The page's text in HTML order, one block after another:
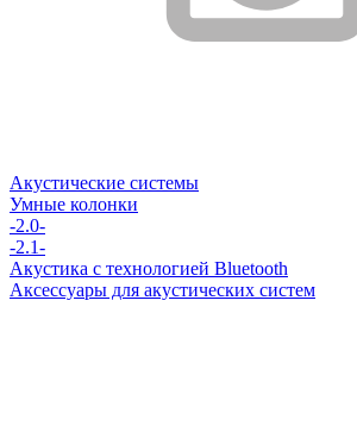
Акустические системы
Умные колонки
-2.0-
-2.1-
Акустика с технологией Bluetooth
Аксессуары для акустических систем